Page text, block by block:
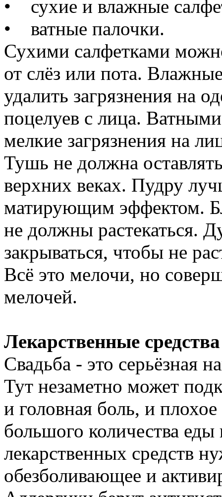
• сухие и влажные
• ватные палочки.
Сухими салфетками
от слёз или пота.
удалить загрязнения на
поцелуев с лица.
мелкие загрязнения на
Тушь не должна
верхних веках. Пудру
матирующим эффектом.
не должны растекаться.
закрываться, чтобы не
Всё это мелочи, но
мелочей.
Лекарственные средства
Свадьба - это серьёзная
Тут незаметно может
и головная боль, и
большого количества еды
лекарственных средств
обезболивающее и